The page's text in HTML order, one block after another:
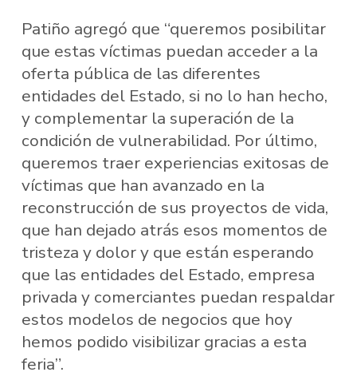
Patiño agregó que “queremos posibilitar
que estas víctimas puedan acceder a la
oferta pública de las diferentes
entidades del Estado, si no lo han hecho,
y complementar la superación de la
condición de vulnerabilidad. Por último,
queremos traer experiencias exitosas de
víctimas que han avanzado en la
reconstrucción de sus proyectos de vida,
que han dejado atrás esos momentos de
tristeza y dolor y que están esperando
que las entidades del Estado, empresa
privada y comerciantes puedan respaldar
estos modelos de negocios que hoy
hemos podido visibilizar gracias a esta
feria”.